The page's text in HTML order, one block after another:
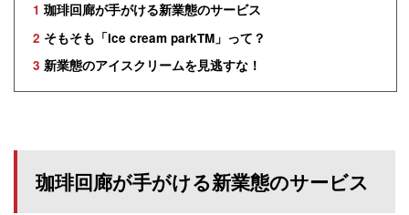
1 珈琲回廊が手がける新業態のサービス
2 そもそも「ice cream parkTM」って？
3 新業態のアイスクリームを見逃すな！
珈琲回廊が手がける新業態のサービス